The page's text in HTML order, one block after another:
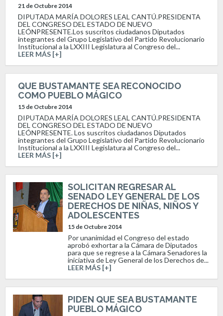
21 de Octubre 2014
DIPUTADA MARÍA DOLORES LEAL CANTÚ.PRESIDENTA
DEL CONGRESO DEL ESTADO DE NUEVO
LEÓNPRESENTE.Los suscritos ciudadanos Diputados
integrantes del Grupo Legislativo del Partido Revolucionario
Institucional a la LXXIII Legislatura al Congreso del...
LEER MÁS [+]
QUE BUSTAMANTE SEA RECONOCIDO
COMO PUEBLO MÁGICO
15 de Octubre 2014
DIPUTADA MARÍA DOLORES LEAL CANTÚ.PRESIDENTA
DEL CONGRESO DEL ESTADO DE NUEVO
LEÓNPRESENTE. Los suscritos ciudadanos Diputados
integrantes del Grupo Legislativo del Partido Revolucionario
Institucional a la LXXIII Legislatura al Congreso del...
LEER MÁS [+]
SOLICITAN REGRESAR AL
SENADO LEY GENERAL DE LOS
DERECHOS DE NIÑAS, NIÑOS Y
ADOLESCENTES
15 de Octubre 2014
Por unanimidad el Congreso del estado
aprobó exhortar a la Cámara de Diputados
para que se regrese a la Cámara Senadores la
iniciativa de Ley General de los Derechos de...
LEER MÁS [+]
PIDEN QUE SEA BUSTAMANTE
PUEBLO MÁGICO